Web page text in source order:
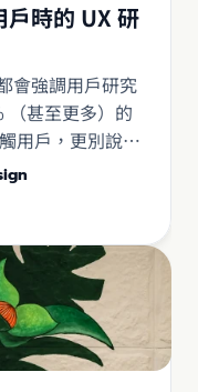
會強調用戶研究
（甚至更多）的
用戶，更別說進
行研究呢？
戶時的 UX 研